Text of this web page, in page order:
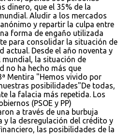
dinero, que el 35% de la
Aludir a los mercados
y repartir la culpa entre
forma de engaño utilizada
para consolidar la situación de
actual. Desde el año noventa y
mundial, la situación de
no ha hecho más que
Mentira "Hemos vivido por
posibilidades"De todas,
la falacia más repetida. Los
(PSOE y PP)
a través de una burbuja
y la desregulación del crédito y
las posibilidades de la